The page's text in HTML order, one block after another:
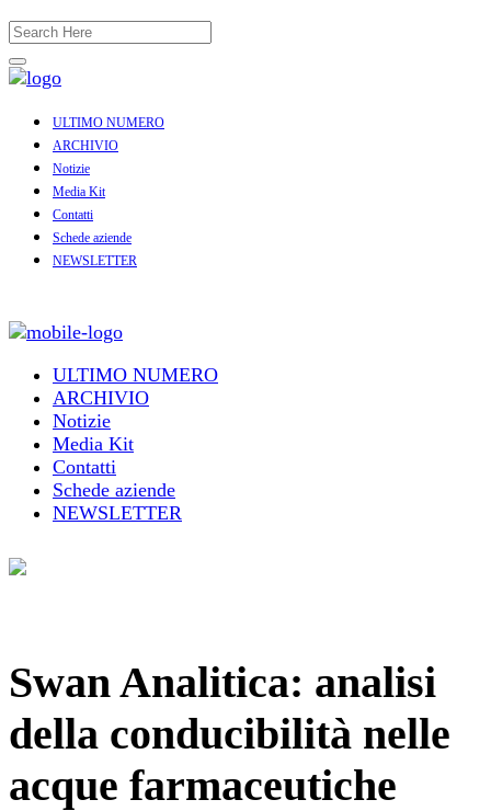
ULTIMO NUMERO
ARCHIVIO
Notizie
Media Kit
Contatti
Schede aziende
NEWSLETTER
ULTIMO NUMERO
ARCHIVIO
Notizie
Media Kit
Contatti
Schede aziende
NEWSLETTER
Swan Analitica: analisi
della conducibilità nelle
acque farmaceutiche